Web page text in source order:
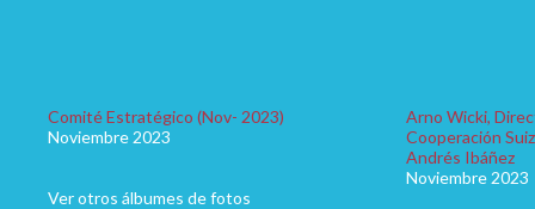
Comité Estratégico (Nov- 2023)
Noviembre 2023
Arno Wicki,
Cooperación
Andrés Ibáñez
Noviembre 2023
Ver otros álbumes de fotos